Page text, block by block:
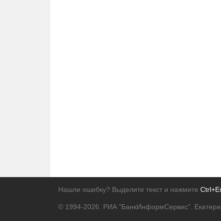
Нашли ошибку? Выделите текст и нажмите
© 1994-2026. РИА "БанкИнформСервис".